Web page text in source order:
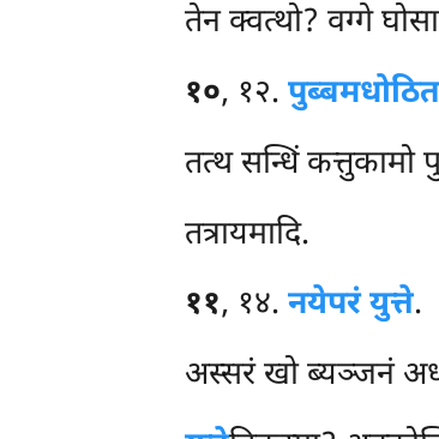
तेन क्वत्थो? वग्गे
१०, १२.
तत्थ सन्धिं
तत्रायमादि.
११, १४.नयेपरं युत्ते.
अस्सरं खो ब्यञ्जनं